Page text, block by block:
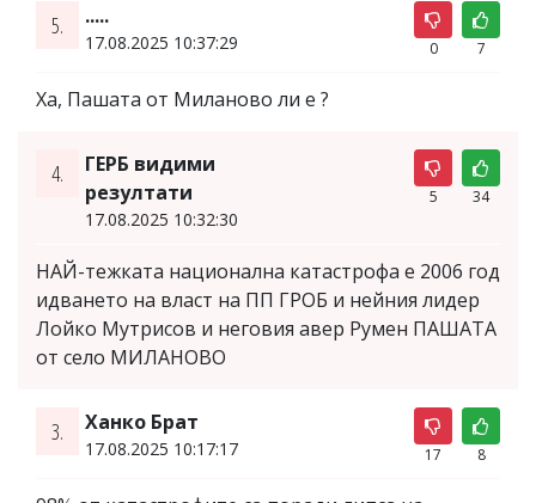
5. .....
17.08.2025 10:37:29 0 7
Ха, Пашата от Миланово ли е ?
4.
ГЕРБ видими
резултати
17.08.2025 10:32:30
5 34
НАЙ-тежката национална катастрофа е 2006 год
идването на власт на ПП ГРОБ и нейния лидер
Лойко Мутрисов и неговия авер Румен ПАШАТА
от село МИЛАНОВО
3. Ханко Брат
17.08.2025 10:17:17 17 8